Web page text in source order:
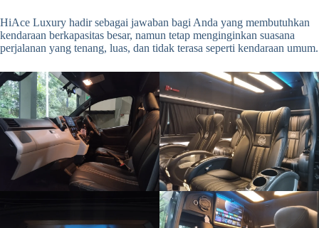
HiAce Luxury hadir sebagai jawaban bagi Anda yang membutuhkan
kendaraan berkapasitas besar, namun tetap menginginkan suasana
perjalanan yang tenang, luas, dan tidak terasa seperti kendaraan umum.